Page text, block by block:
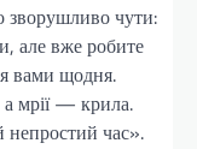
зворушливо чути:
але вже робите
вами щодня.
мрії — крила.
непростий час».